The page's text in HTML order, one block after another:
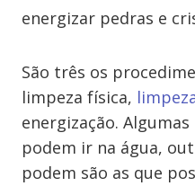
energizar pedras e
São três os
limpeza física,
energização.
podem ir na água,
podem são as que